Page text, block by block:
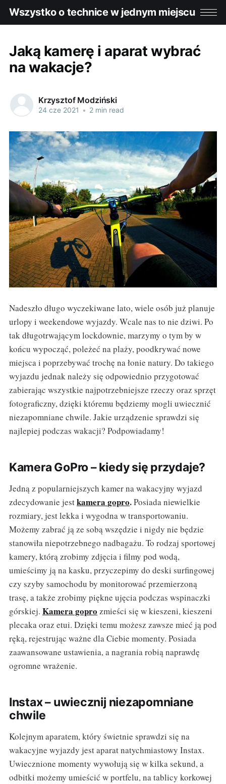
Wszystko o technice w jednym miejscu
Jaką kamerę i aparat wybrać
na wakacje?
Krzysztof Modziński
24 cze 2021 • 2 min read
Nadeszło długo wyczekiwane lato, wiele osób już planuje
urlopy i weekendowe wyjazdy. Wcale nas to nie dziwi. Po
tak długotrwającym lockdownie, marzymy o tym by w
końcu wypocząć, poleżeć na plaży, poodkrywać nowe
miejsca i poprzebywać trochę na łonie natury. Do takiego
wyjazdu jednak należy się odpowiednio przygotować
zabierając wszystkie najpotrzebniejsze rzeczy oraz sprzęt
fotograficzny, dzięki któremu będziemy mogli uwiecznić
niezapomniane chwile. Jakie urządzenie sprawdzi się
najlepiej podczas wakacji? Podpowiadamy!
Kamera GoPro – kiedy się przydaje?
Jedną z popularniejszych kamer na wakacyjny wyjazd
zdecydowanie jestkamera gopro.Posiada niewielkie
rozmiary, jest lekka i wygodna w transportowaniu.
Możemy zabrać ją ze sobą wszędzie i nigdy nie będzie
stanowiła niepotrzebnego nadbagażu. To rodzaj sportowej
kamery, którą zrobimy zdjęcia i filmy pod wodą,
umieścimy ją na kasku, przyczepimy do deski surfingowej
czy szyby samochodu by monitorować przemierzoną
trasę, a także zrobimy piękne ujęcia podczas wspinaczki
górskiej. Kamera gopro zmieści się w kieszeni, kieszeni
plecaka oraz etui. Dzięki temu możesz zawsze mieć ją pod
ręką, rejestrując ważne dla Ciebie momenty. Posiada
zaawansowane ustawienia, a nagrania robią naprawdę
ogromne wrażenie.
Instax – uwiecznij niezapomniane
chwile
Kolejnym aparatem, który świetnie sprawdzi się na
wakacyjne wyjazdy jest aparat natychmiastowy Instax.
Uwiecznione momenty wywołują się w kilka sekund, a
odbitki możemy umieścić w portfelu, na tablicy korkowej